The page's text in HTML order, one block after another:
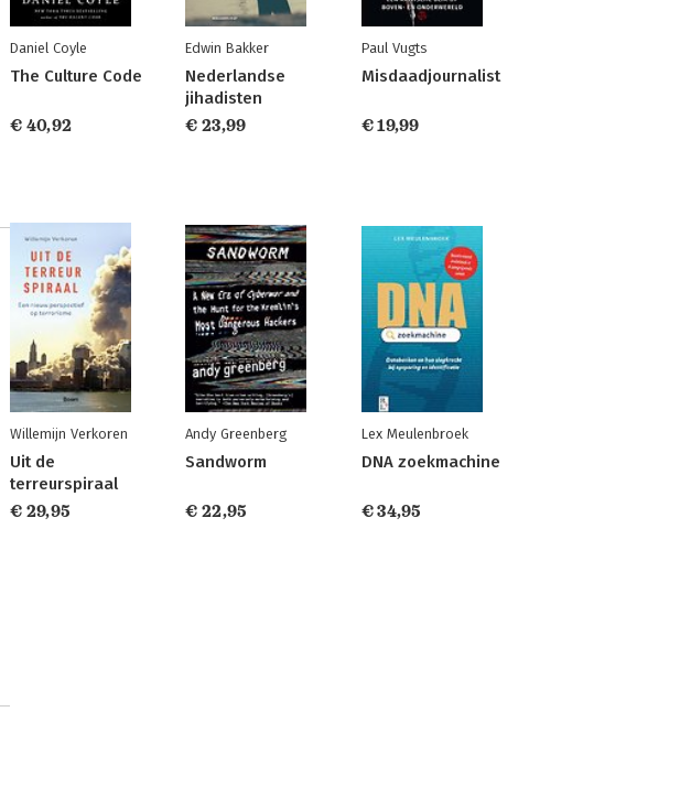
Daniel Coyle
The Culture Code
€ 40,92
Edwin Bakker
Nederlandse
jihadisten
€ 23,99
Paul Vugts
Misdaadjournalist
€ 19,99
Willemijn Verkoren
Uit de
terreurspiraal
€ 29,95
Andy Greenberg
Sandworm
€ 22,95
Lex Meulenbroek
DNA zoekmachine
€ 34,95